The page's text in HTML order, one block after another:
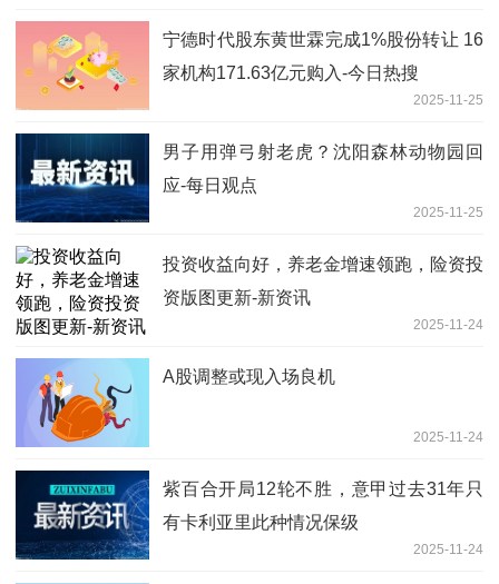
宁德时代股东黄世霖完成1%股份转让 16
家机构171.63亿元购入-今日热搜
2025-11-25
男子用弹弓射老虎？沈阳森林动物园回
应-每日观点
2025-11-25
投资收益向好，养老金增速领跑，险资投
资版图更新-新资讯
2025-11-24
A股调整或现入场良机
2025-11-24
紫百合开局12轮不胜，意甲过去31年只
有卡利亚里此种情况保级
2025-11-24